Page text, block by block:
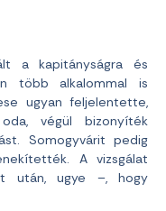
a kapitányságra és
több alkalommal is
ugyan feljelentette,
végül bizonyíték
Somogyvárit pedig
A vizsgálat
után, ugye –, hogy